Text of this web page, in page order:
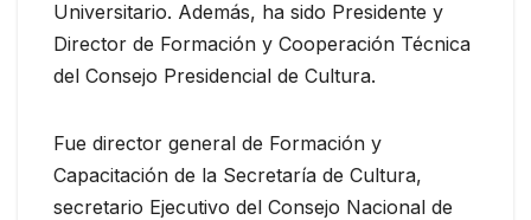
Universitario. Además, ha sido Presidente y
Director de Formación y Cooperación Técnica
del Consejo Presidencial de Cultura.
Fue director general de Formación y
Capacitación de la Secretaría de Cultura,
secretario Ejecutivo del Consejo Nacional de